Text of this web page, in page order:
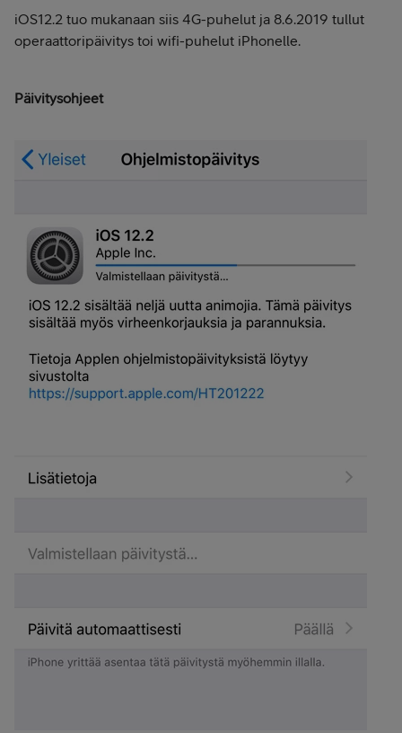
iOS12.2 tuo mukanaan siis 4G-puhelut ja 8.6.2019 tullut
operaattoripäivitys toi wifi-puhelut iPhonelle.
Päivitysohjeet